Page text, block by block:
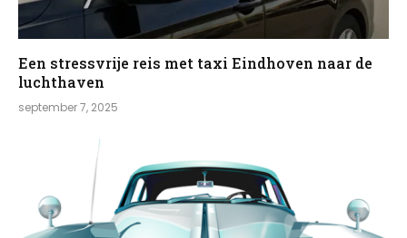
Een stressvrije reis met taxi Eindhoven naar de
luchthaven
september 7, 2025